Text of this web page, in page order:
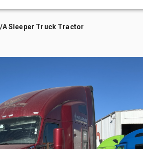
A Sleeper Truck Tractor